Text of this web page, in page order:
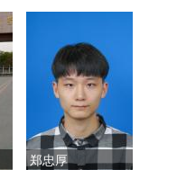
郑忠厚